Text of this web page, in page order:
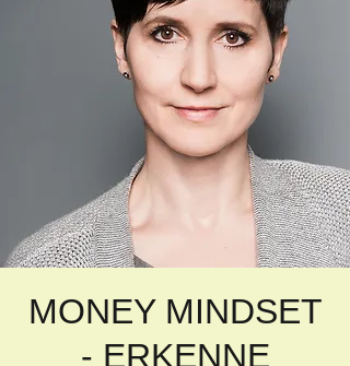
MONEY MINDSET
- ERKENNE